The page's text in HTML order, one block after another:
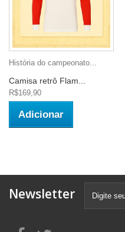
História do campeonato...
Camisa retrô Flam...
R$169,90
Adicionar
Newsletter